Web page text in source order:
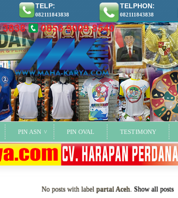
PIN ASN PIN OVAL TESTIMONY
TELP:
082111843838
TELPHON:
082111843838
No posts with label partai Aceh. Show all posts